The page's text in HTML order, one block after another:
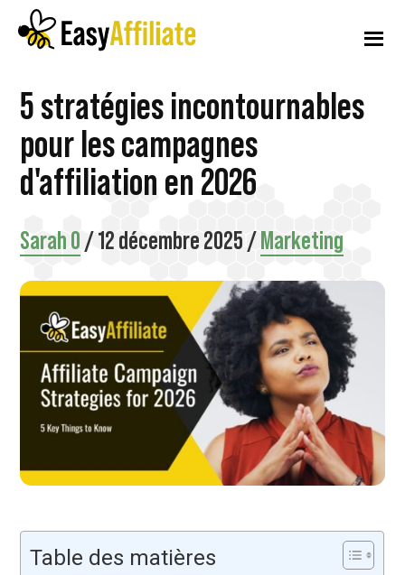
Passer
latérale
principale
Passer
page
Menu
supplémentaire
Affiliation
facile
Lancer
un
programme
d'affiliation
partir
de
votre
site
WordPress
5 stratégies incontournables
pour les campagnes
d'affiliation en 2026
Sarah O/12 décembre 2025/ Marketing
Table des matières